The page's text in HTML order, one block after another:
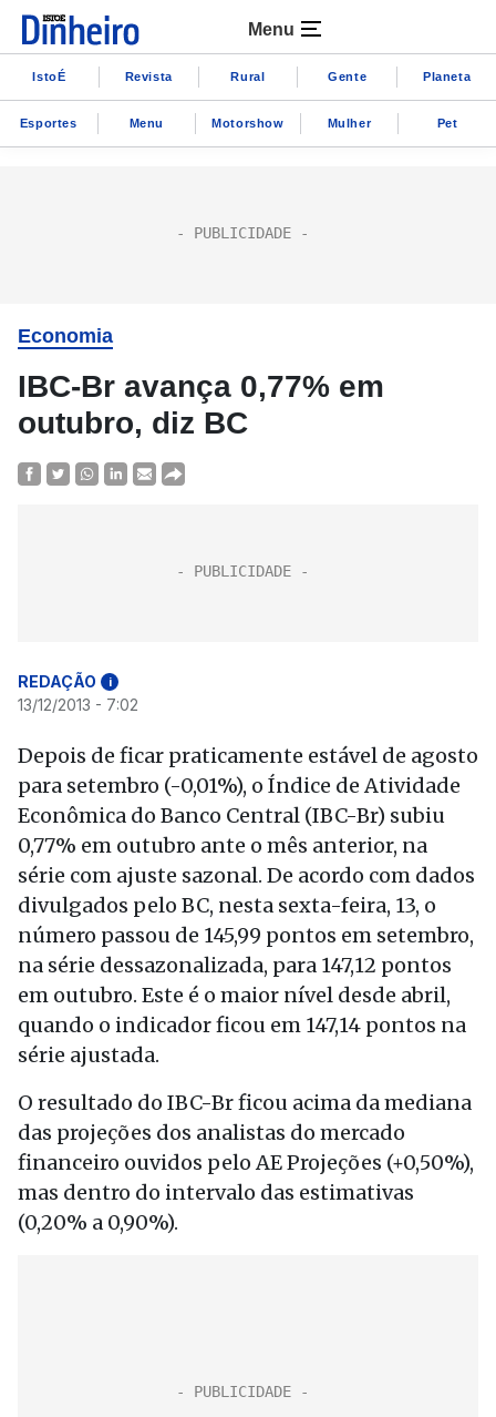
Menu
IstoÉ Revista Rural Gente Planeta
Esportes Menu Motorshow Mulher Pet
Economia
IBC-Br avança 0,77% em
outubro, diz BC
REDAÇÃO i
13/12/2013 - 7:02
Depois de ficar praticamente estável de agosto
para setembro (-0,01%), o Índice de Atividade
Econômica do Banco Central (IBC-Br) subiu
0,77% em outubro ante o mês anterior, na
série com ajuste sazonal. De acordo com dados
divulgados pelo BC, nesta sexta-feira, 13, o
número passou de 145,99 pontos em setembro,
na série dessazonalizada, para 147,12 pontos
em outubro. Este é o maior nível desde abril,
quando o indicador ficou em 147,14 pontos na
série ajustada.
O resultado do IBC-Br ficou acima da mediana
das projeções dos analistas do mercado
financeiro ouvidos pelo AE Projeções (+0,50%),
mas dentro do intervalo das estimativas
(0,20% a 0,90%).